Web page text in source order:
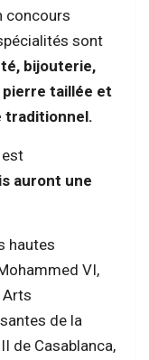
concours
sont
bijouterie,
taillée et
traditionnel.
est
auront une
hautes
VI,
Arts
de la
de Casablanca,